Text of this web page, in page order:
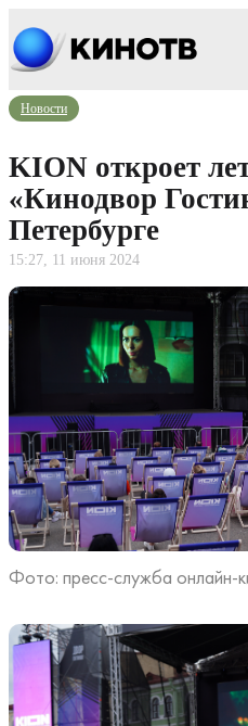
Новости
KION откроет
«Кинодвор
Петербурге
15:27, 11 июня 2024
Фото: пресс-служба онлайн-